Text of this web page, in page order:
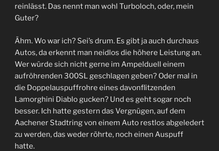
reinlässt. Das nennt man wohl Turboloch, oder, mein
Guter?
Ähm. Wo war ich? Sei’s drum. Es gibt ja auch durchaus
Autos, da erkennt man neidlos die höhere Leistung an.
Wer würde sich nicht gerne im Ampelduell einem
aufröhrenden 300SL geschlagen geben? Oder mal in
die Doppelauspuffrohre eines davonflitzenden
Lamorghini Diablo gucken? Und es geht sogar noch
besser. Ich hatte gestern das Vergnügen, auf dem
Aachener Stadtring von einem Auto restlos abgeledert
zu werden, das weder röhrte, noch einen Auspuff
hatte.